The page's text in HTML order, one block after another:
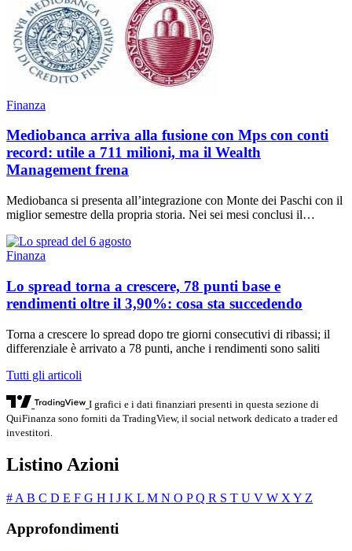
Finanza
Mediobanca arriva alla fusione con Mps con conti
record: utile a 711 milioni, ma il Wealth
Management frena
Mediobanca si presenta all’integrazione con Monte dei Paschi con il
miglior semestre della propria storia. Nei sei mesi conclusi il…
Finanza
Lo spread torna a crescere, 78 punti base e
rendimenti oltre il 3,90%: cosa sta succedendo
Torna a crescere lo spread dopo tre giorni consecutivi di ribassi; il
differenziale è arrivato a 78 punti, anche i rendimenti sono saliti
Tutti gli articoli
I grafici e i dati finanziari presenti in questa sezione di
QuiFinanza sono forniti da TradingView, il social network dedicato a trader ed
investitori.
Listino Azioni
# A B C D E F G H I J K L M N O PQ R S T U V W X Y Z
Approfondimenti